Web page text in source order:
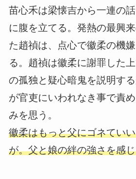
苗心禾は梁懐吉から一連の
に腹を立てる。発熱の最興
た趙禎は、点心で徽柔の機
る。趙禎は徽柔に謝罪した
の孤独と疑心暗鬼を説明す
が官吏にいわれなき事で責
みを思う。
徽柔はもっと父にゴネてい
が。父と娘の絆の強さを感